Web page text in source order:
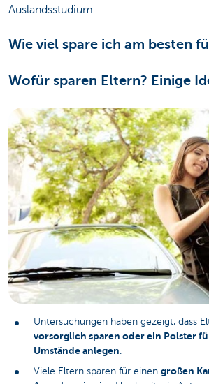
Auslandsstudium.
Wie viel spare ich am besten
Wofür sparen Eltern? Einige
Untersuchungen haben gezeigt, dass
vorsorglich sparen oder ein Polster
Umstände anlegen.
Viele Eltern sparen für einen großen